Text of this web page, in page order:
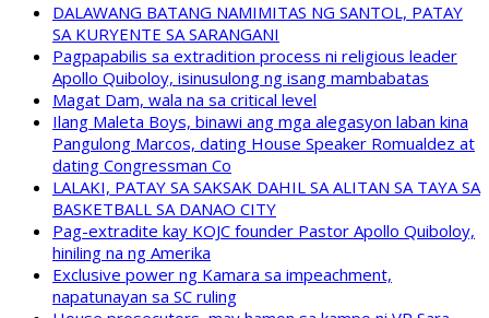
DALAWANG BATANG NAMIMITAS NG SANTOL, PATAY
SA KURYENTE SA SARANGANI
Pagpapabilis sa extradition process ni religious leader
Apollo Quiboloy, isinusulong ng isang mambabatas
Magat Dam, wala na sa critical level
Ilang Maleta Boys, binawi ang mga alegasyon laban kina
Pangulong Marcos, dating House Speaker Romualdez at
dating Congressman Co
LALAKI, PATAY SA SAKSAK DAHIL SA ALITAN SA TAYA SA
BASKETBALL SA DANAO CITY
Pag-extradite kay KOJC founder Pastor Apollo Quiboloy,
hiniling na ng Amerika
Exclusive power ng Kamara sa impeachment,
napatunayan sa SC ruling